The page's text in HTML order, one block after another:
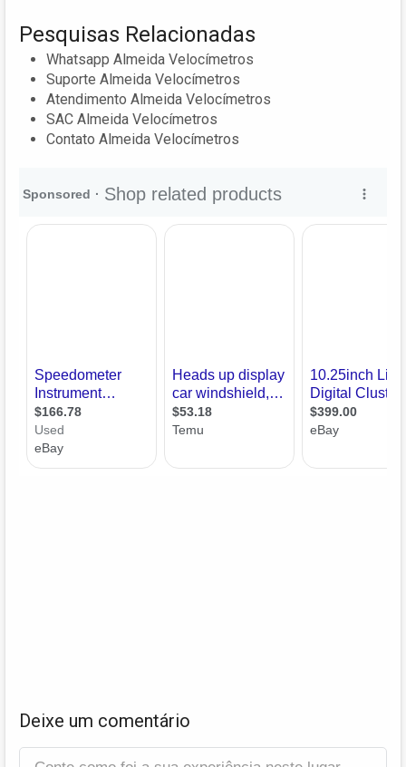
Pesquisas Relacionadas
Whatsapp Almeida Velocímetros
Suporte Almeida Velocímetros
Atendimento Almeida Velocímetros
SAC Almeida Velocímetros
Contato Almeida Velocímetros
Deixe um comentário